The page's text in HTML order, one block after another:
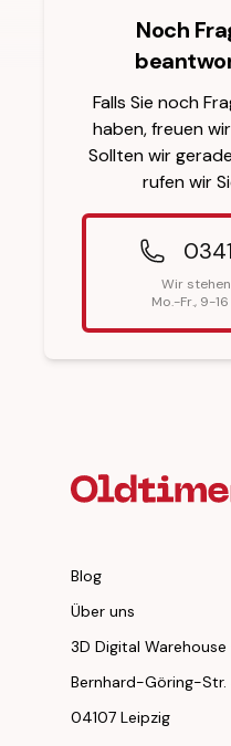
Noch
Falls Sie noch
haben, freuen
Sollten wir
rufen wir
Wir
Mo.-Fr., 9-
Blog
Über uns
3D Digital Warehouse
Bernhard-Göring-Str.
04107 Leipzig